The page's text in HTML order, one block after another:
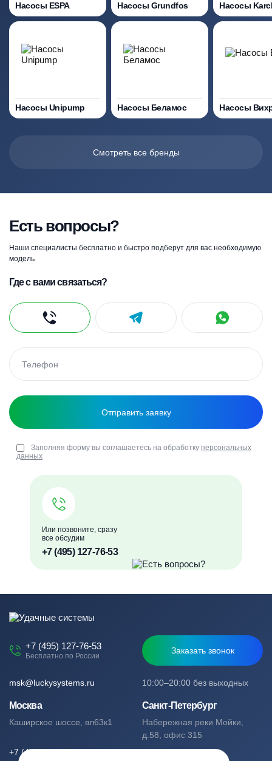
Насосы ESPA Насосы Grundfos Насосы
Насосы Unipump Насосы Беламос Насосы
Смотреть все бренды
Есть вопросы?
Наши специалисты бесплатно и быстро подберут для вас необходимую
модель
Или позвоните, сразу
все обсудим
+7 (495) 127-76-53
Где с вами связаться?
Заполняя форму вы соглашаетесь на обработку персональных
данных
+7 (495) 127-76-53
Бесплатно по России
Заказать звонок
10:00–20:00 без выходных
msk@luckysystems.ru
Москва
Каширское шоссе, вл63к1
+7 (495) 127-76-53
Санкт-Петербург
Набережная реки Мойки,
д.58, офис 315
+7 (812) 244-49-61